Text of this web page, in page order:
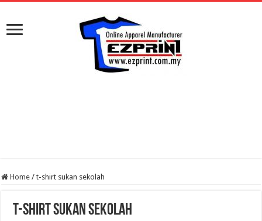
Home / t-shirt sukan sekolah
t-shirt sukan sekolah